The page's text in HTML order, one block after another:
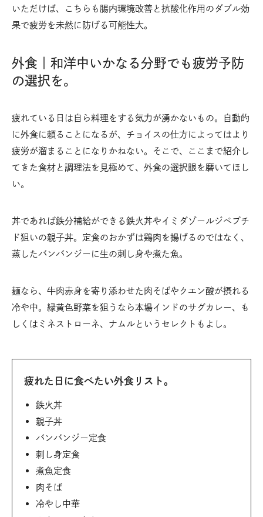
いただけば、こちらも腸内環境改善と抗酸化作用のダブル効
果で疲労を未然に防げる可能性大。
外食｜和洋中いかなる分野でも疲労予防
の選択を。
疲れている日は自ら料理をする気力が湧かないもの。自動的
に外食に頼ることになるが、チョイスの仕方によってはより
疲労が溜まることになりかねない。そこで、ここまで紹介し
てきた食材と調理法を見極めて、外食の選択眼を磨いてほし
い。
丼であれば鉄分補給ができる鉄火丼やイミダゾールジペプチ
ド狙いの親子丼。定食のおかずは鶏肉を揚げるのではなく、
蒸したバンバンジーに生の刺し身や煮た魚。
麺なら、牛肉赤身を寄り添わせた肉そばやクエン酸が摂れる
冷や中。緑黄色野菜を狙うなら本場インドのサグカレー、も
しくはミネストローネ、ナムルというセレクトもよし。
疲れた日に食べたい外食リスト。
鉄火丼
親子丼
バンバンジー定食
刺し身定食
煮魚定食
肉そば
冷やし中華